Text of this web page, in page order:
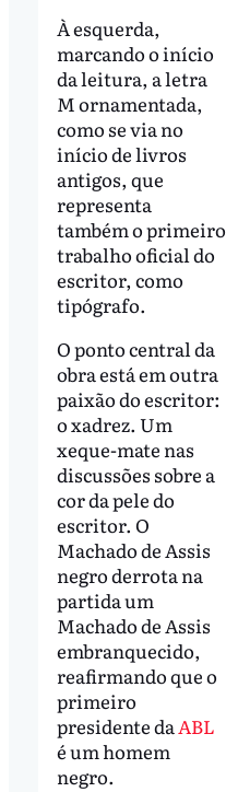
À esquerda,
marcando o início
da leitura, a letra
M ornamentada,
como se via no
início de livros
antigos, que
representa
também o primeiro
trabalho oficial do
escritor, como
tipógrafo.
O ponto central da
obra está em outra
paixão do escritor:
o xadrez. Um
xeque-mate nas
discussões sobre a
cor da pele do
escritor. O
Machado de Assis
negro derrota na
partida um
Machado de Assis
embranquecido,
reafirmando que o
primeiro
presidente daABL
é um homem
negro.